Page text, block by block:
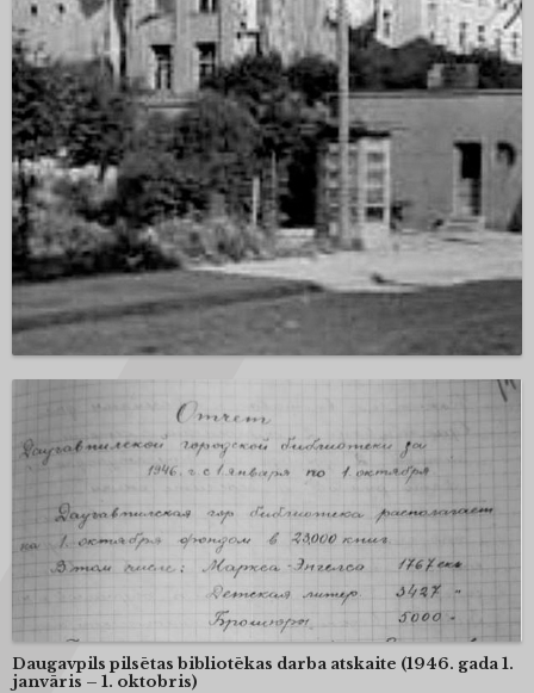
Daugavpils pilsētas bibliotēkas darba atskaite (1946. gada 1.
janvāris – 1. oktobris)